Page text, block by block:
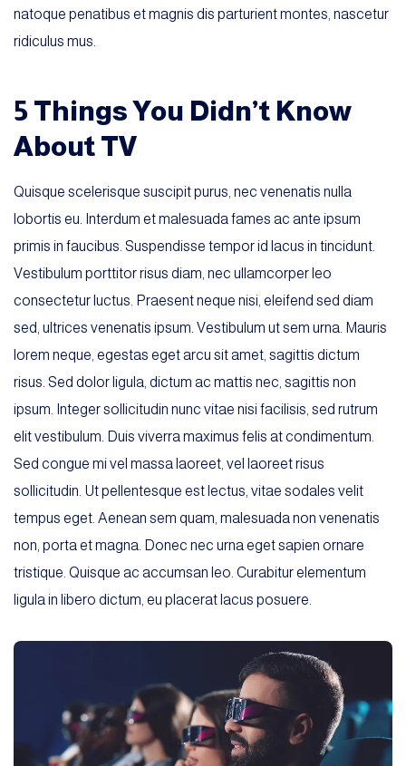
natoque penatibus et magnis dis parturient montes, nascetur
ridiculus mus.
5 Things You Didn’t Know
About TV
Quisque scelerisque suscipit purus, nec venenatis nulla
lobortis eu. Interdum et malesuada fames ac ante ipsum
primis in faucibus. Suspendisse tempor id lacus in tincidunt.
Vestibulum porttitor risus diam, nec ullamcorper leo
consectetur luctus. Praesent neque nisi, eleifend sed diam
sed, ultrices venenatis ipsum. Vestibulum ut sem urna. Mauris
lorem neque, egestas eget arcu sit amet, sagittis dictum
risus. Sed dolor ligula, dictum ac mattis nec, sagittis non
ipsum. Integer sollicitudin nunc vitae nisi facilisis, sed rutrum
elit vestibulum. Duis viverra maximus felis at condimentum.
Sed congue mi vel massa laoreet, vel laoreet risus
sollicitudin. Ut pellentesque est lectus, vitae sodales velit
tempus eget. Aenean sem quam, malesuada non venenatis
non, porta et magna. Donec nec urna eget sapien ornare
tristique. Quisque ac accumsan leo. Curabitur elementum
ligula in libero dictum, eu placerat lacus posuere.